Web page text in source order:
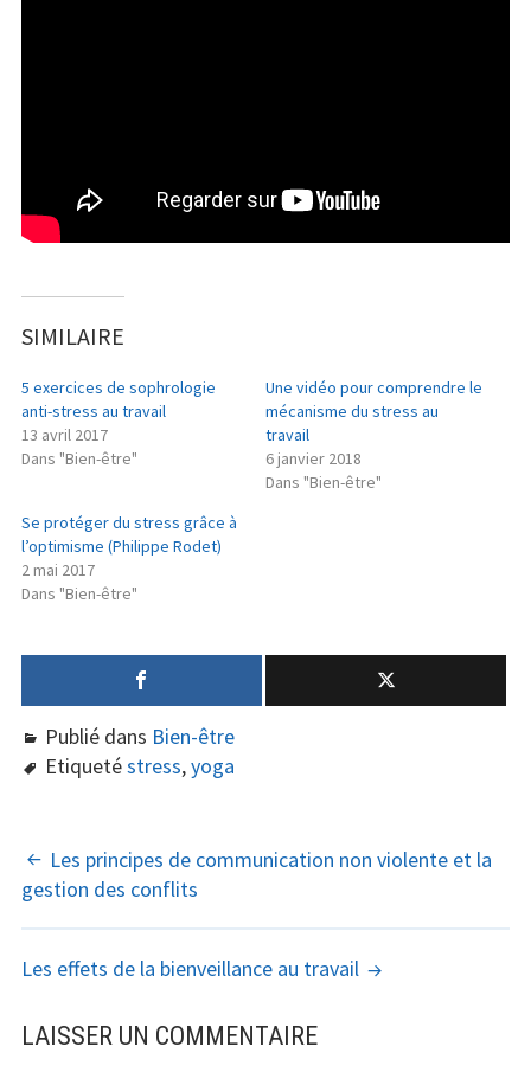
SIMILAIRE
5 exercices de sophrologie
anti-stress au travail
13 avril 2017
Dans "Bien-être"
Une vidéo pour comprendre le
mécanisme du stress au
travail
6 janvier 2018
Dans "Bien-être"
Se protéger du stress grâce à
l’optimisme (Philippe Rodet)
2 mai 2017
Dans "Bien-être"
Publié dans Bien-être
Etiquetéstress,yoga
NAVIGATION
DES
Les principes de communication non violente et la
gestion des conflits
Les effets de la bienveillance au travail
LAISSER UN COMMENTAIRE